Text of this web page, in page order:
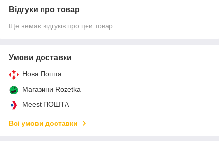
Відгуки про товар
Ще немає відгуків про цей товар
Умови доставки
Нова Пошта
Магазини Rozetka
Meest ПОШТА
Всі умови доставки